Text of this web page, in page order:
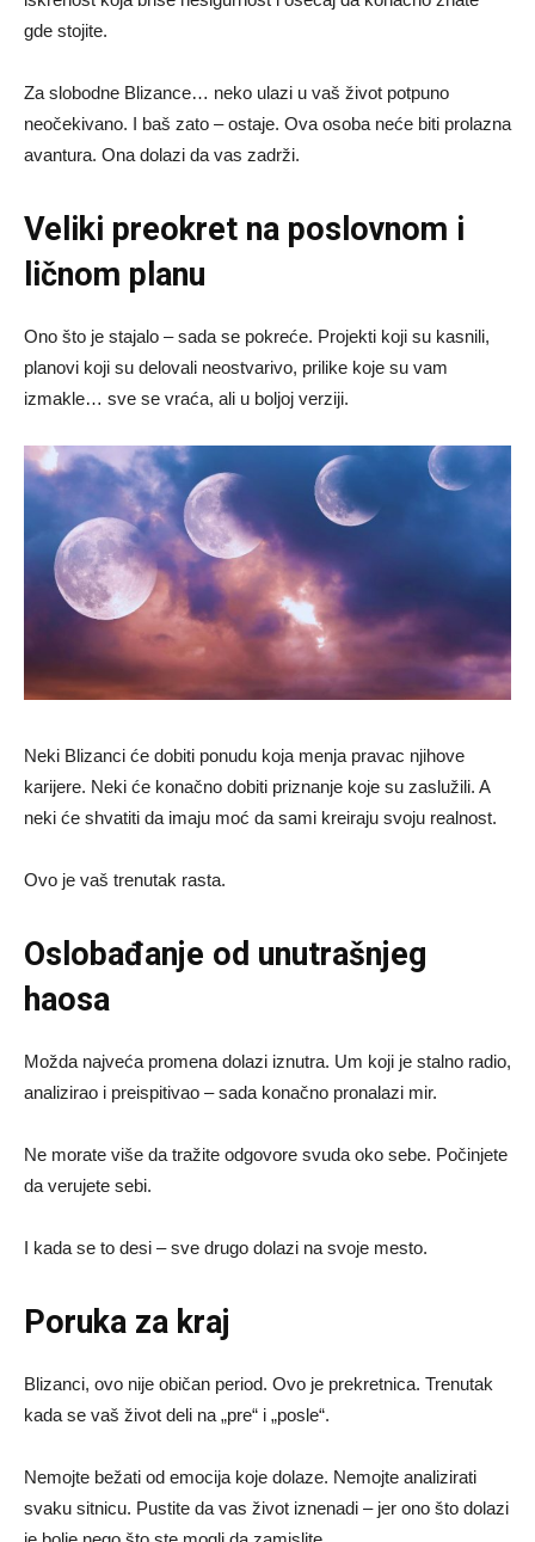
gde stojite.
Za slobodne Blizance… neko ulazi u vaš život potpuno
neočekivano. I baš zato – ostaje. Ova osoba neće biti prolazna
avantura. Ona dolazi da vas zadrži.
Veliki preokret na poslovnom i
ličnom planu
Ono što je stajalo – sada se pokreće. Projekti koji su kasnili,
planovi koji su delovali neostvarivo, prilike koje su vam
izmakle… sve se vraća, ali u boljoj verziji.
Neki Blizanci će dobiti ponudu koja menja pravac njihove
karijere. Neki će konačno dobiti priznanje koje su zaslužili. A
neki će shvatiti da imaju moć da sami kreiraju svoju realnost.
Ovo je vaš trenutak rasta.
Oslobađanje od unutrašnjeg
haosa
Možda najveća promena dolazi iznutra. Um koji je stalno radio,
analizirao i preispitivao – sada konačno pronalazi mir.
Ne morate više da tražite odgovore svuda oko sebe. Počinjete
da verujete sebi.
I kada se to desi – sve drugo dolazi na svoje mesto.
Poruka za kraj
Blizanci, ovo nije običan period. Ovo je prekretnica. Trenutak
kada se vaš život deli na „pre“ i „posle“.
Nemojte bežati od emocija koje dolaze. Nemojte analizirati
svaku sitnicu. Pustite da vas život iznenadi – jer ono što dolazi